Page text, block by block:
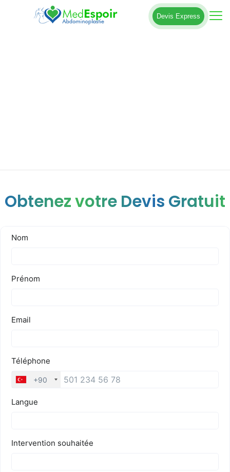
Devis Express
Obtenez votre Devis Gratuit